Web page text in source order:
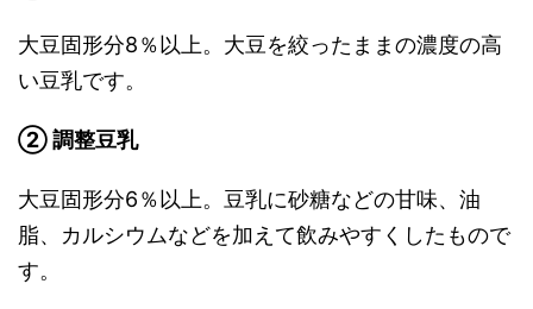
大豆固形分8％以上。大豆を絞ったままの濃度の高
い豆乳です。
② 調整豆乳
大豆固形分6％以上。豆乳に砂糖などの甘味、油
脂、カルシウムなどを加えて飲みやすくしたもので
す。